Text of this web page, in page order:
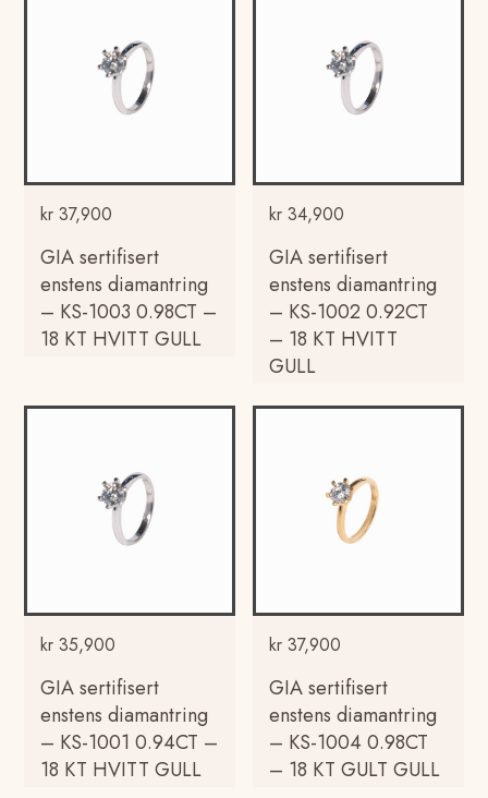
kr 37,900
GIA sertifisert
enstens diamantring
– KS-1003 0.98CT –
18 KT HVITT GULL
kr 34,900
GIA sertifisert
enstens diamantring
– KS-1002 0.92CT
– 18 KT HVITT
GULL
kr 35,900
GIA sertifisert
enstens diamantring
– KS-1001 0.94CT –
18 KT HVITT GULL
kr 37,900
GIA sertifisert
enstens diamantring
– KS-1004 0.98CT
– 18 KT GULT GULL